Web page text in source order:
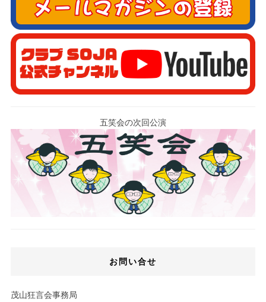
五笑会の次回公演
お問い合せ
茂山狂言会事務局